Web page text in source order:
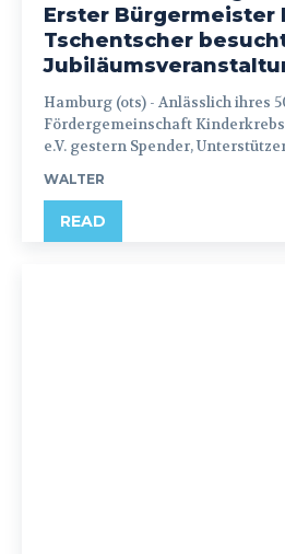
Erster Bürgermeister
Tschentscher
Hamburg (ots) - Anlässlich ihres 50. Jubiläums lud die
Fördergemeinschaft
e.V. gestern Spender,
WALTER
READ